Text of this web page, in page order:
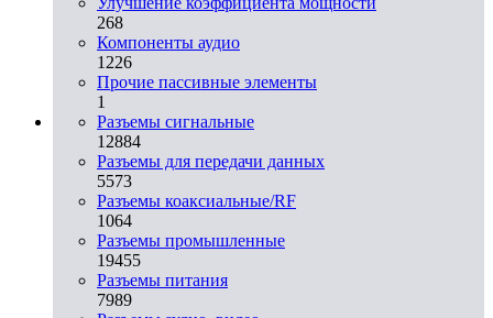
268
Компоненты аудио
1226
Прочие пассивные элементы
1
Разъeмы сигнальные
12884
Разъeмы для передачи данных
5573
Разъeмы коаксиальные/RF
1064
Разъeмы промышленные
19455
Разъeмы питания
7989